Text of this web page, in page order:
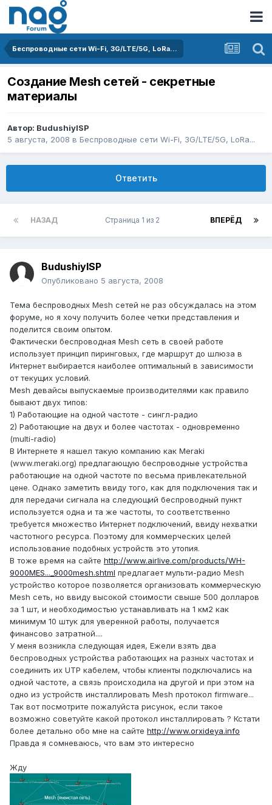
Беспроводные сети Wi-Fi, 3G/LTE/5G, LoRa...
Создание Mesh сетей - секретные
материалы
Автор: BudushiyISP
5 августа, 2008 в Беспроводные сети Wi-Fi, 3G/LTE/5G, LoRa...
Ответить
НАЗАД ВПЕРЁД
Страница 1 из 2
BudushiyISP
Опубликовано 5 августа, 2008
Тема беспроводных Mesh сетей не раз обсуждалась на этом
форуме, но я хочу получить более четки представления и
поделится своим опытом.
Фактически беспроводная Mesh cеть в своей работе
использует принцип пиринговых, где маршрут до шлюза в
Интернет выбирается наиболее оптимальный в зависимости
от текущих условий.
Mesh девайсы выпускаемые производителями как правило
бывают двух типов:
1) Работающие на одной частоте - сингл-радио
2) Работающие на двух и более частотах - одновременно
(multi-radio)
В Интернете я нашел такую компанию как Meraki
(www.meraki.org) предлагающую беспроводные устройства
работающие на одной частоте по весьма привлекательной
цене. Однако заметить ввиду того, как для подключения так и
для передачи сигнала на следующий беспроводный пункт
используется одна и та же частоты, то соответственно
требуется множество Интернет подключений, ввиду нехватки
частотного ресурса. Поэтому для коммерческих целей
использование подобных устройств это утопия.
В тоже время на сайте http://www.airlive.com/products/WH-
9000MES..._9000mesh.shtml предлагает мульти-радио Mesh
устройство которое позволяется организовать коммерческую
Mesh сеть, но ввиду высокой стоимости свыше 500 долларов
за 1 шт, и необходимостью устанавливать на 1 км2 как
минимум 10 штук для уверенной работы, получается
финансово затратной....
У меня возникла следующая идея, Ежели взять два
беспроводных устройства работающих на разных частотах и
соединить их UTP кабелем, чтобы клиенты подключались на
одной частоте, а связь происходила на другой и при этом на
одно из устройств инсталлировать Mesh протокол firmware...
Так вот посмотрите пожалуйста рисунок, если такое
возможно советуйте какой протокол инсталлировать ? Кстати
более детально обо мне на сайте http://www.orxideya.info
Правда я сомневаюсь, что вам это интересно
Жду